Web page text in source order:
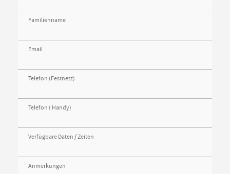
Familienname
Email
Telefon (Festnetz)
Telefon ( Handy)
Verfügbare Daten / Zeiten
Anmerkungen